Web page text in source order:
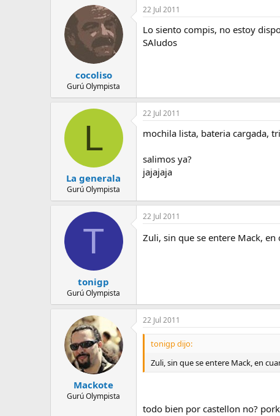
cocoliso
Gurú Olympista
22 Jul 2011
Lo siento compis, no estoy
SAludos
L
La generala
Gurú Olympista
22 Jul 2011
mochila lista, bateria cargada,
salimos ya?
jajajaja
T
tonigp
Gurú Olympista
22 Jul 2011
Zuli, sin que se entere Mack,
Mackote
Gurú Olympista
22 Jul 2011
tonigp dijo:
Zuli, sin que se entere Mack, en
todo bien por castellon no?